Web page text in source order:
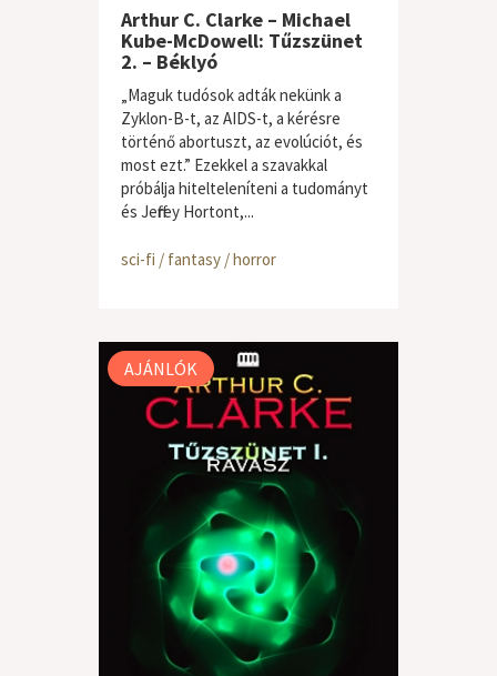
Arthur C. Clarke – Michael
Kube-McDowell: Tűzszünet
2. – Béklyó
„Maguk tudósok adták nekünk a
Zyklon-B-t, az AIDS-t, a kérésre
történő abortuszt, az evolúciót, és
most ezt.” Ezekkel a szavakkal
próbálja hitelteleníteni a tudományt
és Jeffrey Hortont,...
sci-fi / fantasy / horror
AJÁNLÓK